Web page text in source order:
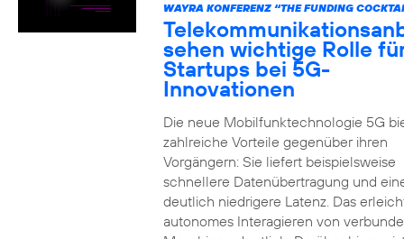
WAYRA KONFERENZ “THE FUNDING
sehen wichtige Rolle
Startups bei 5G-
Innovationen
Die neue Mobilfunktechnologie 5G
zahlreiche Vorteile gegenüber ihren
Vorgängern: Sie liefert beispielsweise
schnellere Datenübertragung und
deutlich niedrigere Latenz. Das
autonomes Interagieren von